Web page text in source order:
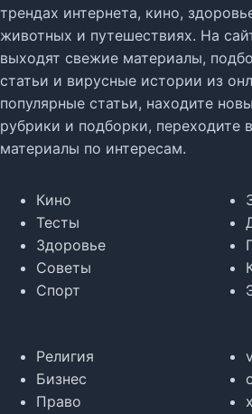
трендах интернета, кино,
животных и путешествиях. На
выходят свежие материалы,
статьи и вирусные истории из
популярные статьи, находите
рубрики и подборки, переходите
материалы по интересам.
Кино
Тесты
Здоровье
Советы
Спорт
Религия
Бизнес
Право